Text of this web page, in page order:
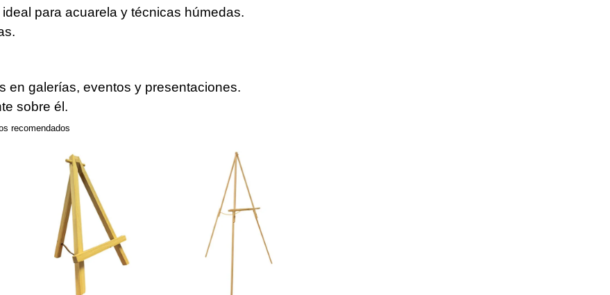
para acuarela y técnicas húmedas.
en galerías, eventos y presentaciones.
sobre él.
recomendados